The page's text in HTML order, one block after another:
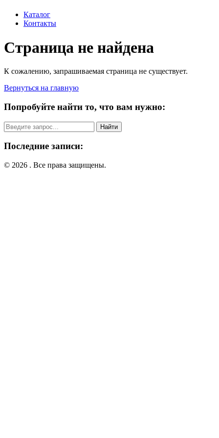
Каталог
Контакты
Страница не найдена
К сожалению, запрашиваемая страница не существует.
Вернуться на главную
Попробуйте найти то, что вам нужно:
Поиск:
Последние записи:
© 2026 . Все права защищены.